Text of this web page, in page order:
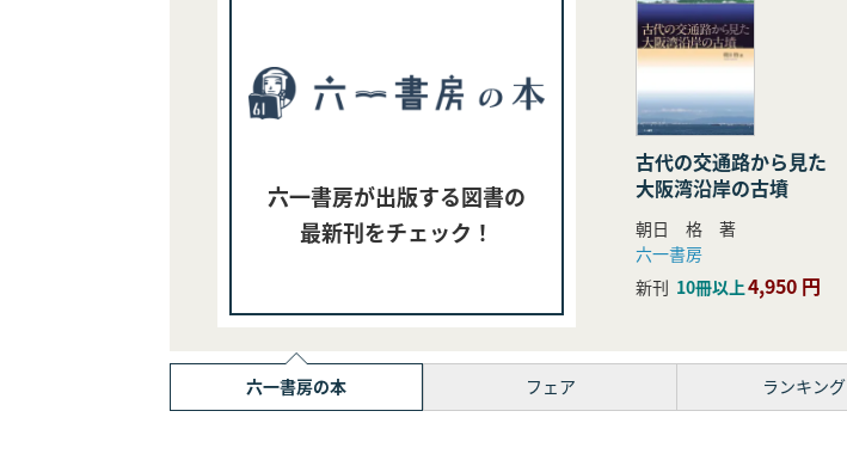
六一書房が出版する図書の
最新刊をチェック！
古代の交通路から見た
大阪湾沿岸の古墳
朝日 格 著
六一書房
新刊 10冊以上4,950 円
六一書房の本 フェア ランキング